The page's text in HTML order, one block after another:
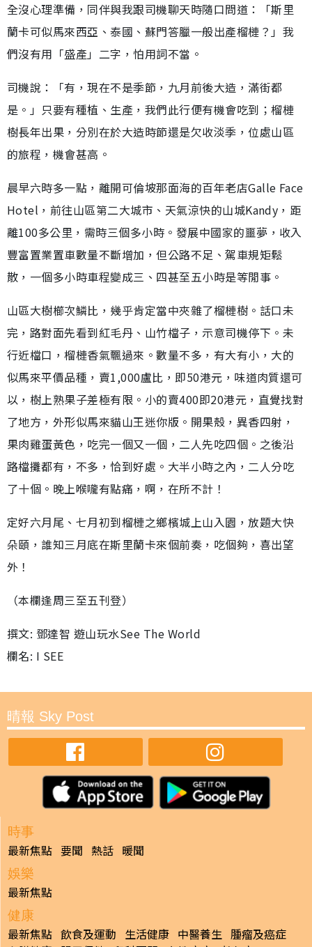
全沒心理準備，同伴與我跟司機聊天時隨口問道：「斯里
蘭卡可似馬來西亞、泰國、蘇門答臘一般出產榴槤？」我
們沒有用「盛產」二字，怕用詞不當。
司機說：「有，現在不是季節，九月前後大造，滿街都
是。」只要有種植、生產，我們此行便有機會吃到；榴槤
樹長年出果，分別在於大造時節還是欠收淡季，位處山區
的旅程，機會甚高。
晨早六時多一點，離開可倫坡那面海的百年老店Galle Face
Hotel，前往山區第二大城市、天氣涼快的山城Kandy，距
離100多公里，需時三個多小時。發展中國家的噩夢，收入
豐富置業置車數量不斷增加，但公路不足、駕車規矩鬆
散，一個多小時車程變成三、四甚至五小時是等閒事。
山區大樹櫛次鱗比，幾乎肯定當中夾雜了榴槤樹。話口未
完，路對面先看到紅毛丹、山竹檔子，示意司機停下。未
行近檔口，榴槤香氣飄過來。數量不多，有大有小，大的
似馬來平價品種，賣1,000盧比，即50港元，味道肉質還可
以，樹上熟果子差極有限。小的賣400即20港元，直覺找對
了地方，外形似馬來貓山王迷你版。開果殼，異香四射，
果肉雞蛋黃色，吃完一個又一個，二人先吃四個。之後沿
路檔攤都有，不多，恰到好處。大半小時之內，二人分吃
了十個。晚上喉嚨有點痛，啊，在所不計！
定好六月尾、七月初到榴槤之鄉檳城上山入園，放題大快
朵頤，誰知三月底在斯里蘭卡來個前奏，吃個夠，喜出望
外！
（本欄逢周三至五刊登）
撰文: 鄧達智 遊山玩水See The World
欄名: I SEE
晴報 Sky Post
時事
最新焦點 要聞 熱話 暖聞
娛樂
最新焦點
健康
最新焦點 飲食及運動 生活健康 中醫養生 腫瘤及癌症